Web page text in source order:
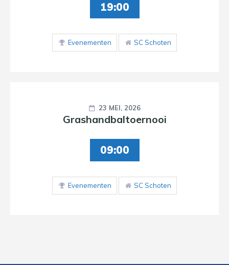
19:00
Evenementen SC Schoten
23 MEI, 2026
Grashandbaltoernooi
09:00
Evenementen SC Schoten